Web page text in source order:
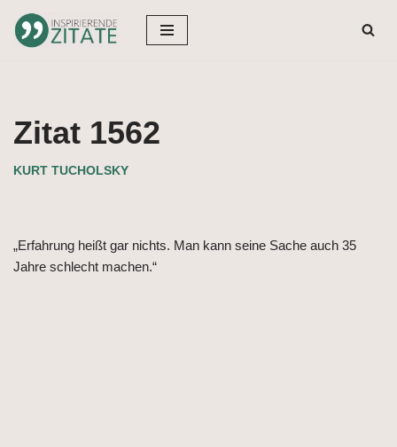
Zum
Zitat 1562
KURT TUCHOLSKY
„Erfahrung heißt gar nichts. Man kann seine Sache auch 35
Jahre schlecht machen.“